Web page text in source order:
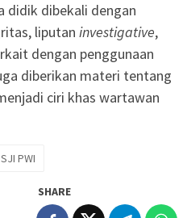
didik dibekali dengan
liputan investigative,
dengan penggunaan
diberikan materi tentang
ciri khas wartawan
SJI PWI
SHARE